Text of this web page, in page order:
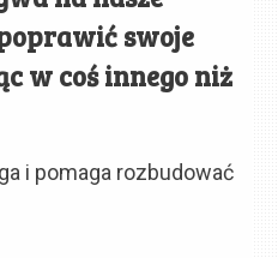
swoje
w coś innego niż
i pomaga rozbudować